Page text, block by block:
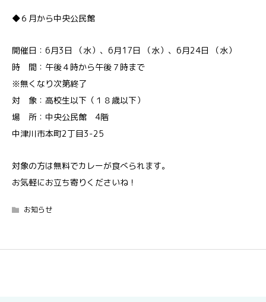
◆６月から中央公民館
開催日：6月3日 （水）、6月17日 （水）、6月24日 （水）
時 間：午後４時から午後７時まで
※無くなり次第終了
対 象：高校生以下（１８歳以下）
場 所：中央公民館 4階
中津川市本町2丁目3-25
対象の方は無料でカレーが食べられます。
お気軽にお立ち寄りくださいね！
お知らせ